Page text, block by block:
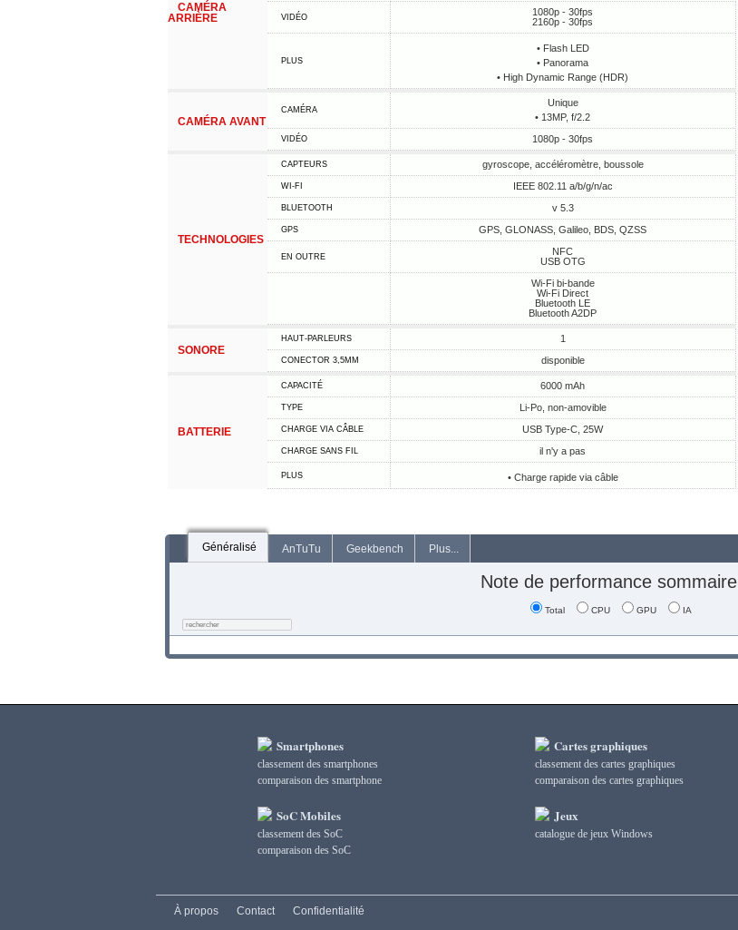
CAMÉRA
ARRIÈRE
VIDÉO
1080p - 30fps
2160p - 30fps
PLUS
• Flash LED
• Panorama
• High Dynamic Range (HDR)
CAMÉRA AVANT
CAMÉRA
Unique
• 13MP, f/2.2
VIDÉO 1080p - 30fps
TECHNOLOGIES
CAPTEURS gyroscope, accéléromètre, boussole
WI-FI IEEE 802.11 a/b/g/n/ac
BLUETOOTH v 5.3
GPS GPS, GLONASS, Galileo, BDS, QZSS
EN OUTRE
NFC
USB OTG
Wi-Fi bi-bande
Wi-Fi Direct
Bluetooth LE
Bluetooth A2DP
SONORE
HAUT-PARLEURS 1
CONECTOR 3,5MM disponible
BATTERIE
CAPACITÉ 6000 mAh
TYPE Li-Po, non-amovible
CHARGE VIA CÂBLE USB Type-C, 25W
CHARGE SANS FIL il n'y a pas
PLUS • Charge rapide via câble
Généralisé AnTuTu Geekbench Plus...
Note de performance sommaire
Total CPU GPU IA
Smartphones
classement des smartphones
сomparaison des smartphone
SoC Mobiles
classement des SoC
сomparaison des SoC
Cartes graphiques
classement des cartes graphiques
сomparaison des cartes graphiques
Jeux
catalogue de jeux Windows
À propos Contact Confidentialité